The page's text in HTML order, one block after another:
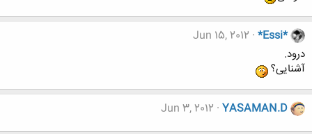
*Essi*
Jun 15, 2012
درود.
آشنایی؟
YASAMAN.D
Jun 3, 2012